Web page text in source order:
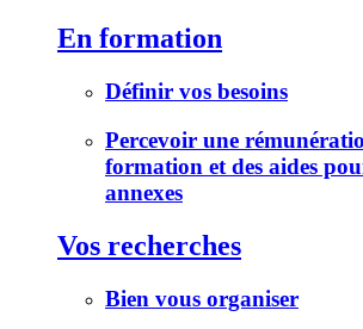
En formation
Définir vos besoins
Percevoir une
formation et des aides
annexes
Vos recherches
Bien vous organiser